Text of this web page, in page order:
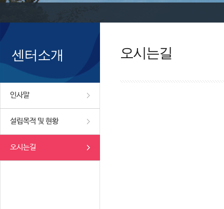
센터소개
인사말
설립목적 및 현황
오시는길
오시는길